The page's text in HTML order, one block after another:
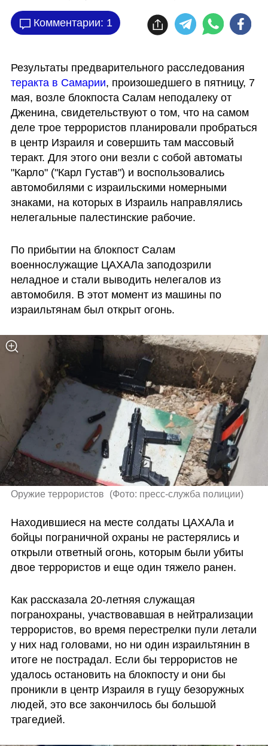
Комментарии: 1
теракта в Самарии, произошедшего в пятницу, 7
мая, возле блокпоста Салам неподалеку от
Дженина, свидетельствуют о том, что на самом
деле трое террористов планировали пробраться
в центр Израиля и совершить там массовый
теракт. Для этого они везли с собой автоматы
"Карло" ("Карл Густав") и воспользовались
автомобилями с израильскими номерными
знаками, на которых в Израиль направлялись
нелегальные палестинские рабочие.
По прибытии на блокпост Салам
военнослужащие ЦАХАЛа заподозрили
неладное и стали выводить нелегалов из
автомобиля. В этот момент из машины по
израильтянам был открыт огонь.
Оружие террористов (Фото: пресс-служба полиции)
Находившиеся на месте солдаты ЦАХАЛа и
бойцы пограничной охраны не растерялись и
открыли ответный огонь, которым были убиты
двое террористов и еще один тяжело ранен.
Как рассказала 20-летняя служащая
погранохраны, участвовавшая в нейтрализации
террористов, во время перестрелки пули летали
у них над головами, но ни один израильтянин в
итоге не пострадал. Если бы террористов не
удалось остановить на блокпосту и они бы
проникли в центр Израиля в гущу безоружных
людей, это все закончилось бы большой
трагедией.